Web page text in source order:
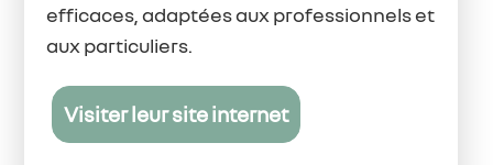
efficaces, adaptées aux professionnels et
aux particuliers.
Visiter leur site internet